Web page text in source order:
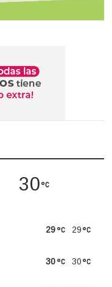
30
29
29
30
30